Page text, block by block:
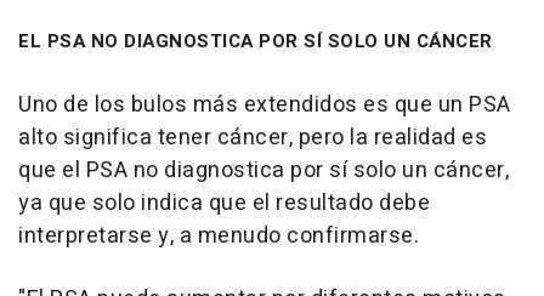
EL PSA NO DIAGNOSTICA POR SÍ SOLO UN CÁNCER
Uno de los bulos más extendidos es que un PSA
alto significa tener cáncer, pero la realidad es
que el PSA no diagnostica por sí solo un cáncer,
ya que solo indica que el resultado debe
interpretarse y, a menudo confirmarse.